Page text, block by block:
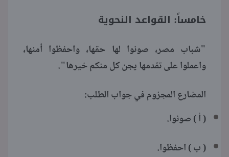
خامساً: القواعد النحوية
"شباب مصر، صونوا لها حقها، واحفظوا أمنها،
واعملوا على تقدمها يجن كل منكم خيرها".
المضارع المجزوم في جواب الطلب:
( أ ) صونوا.
( ب ) احفظوا.